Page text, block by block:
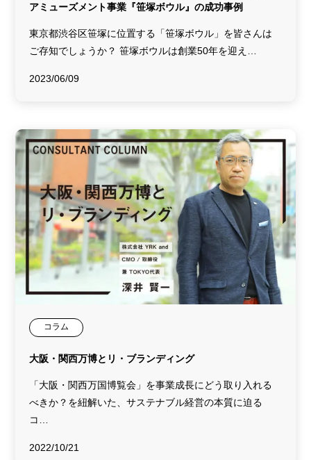
ユーザー生成コンテンツ マーケティング 人材育成
アミューズメント事業『笹塚ボウル』の成功事例
東京都渋谷区笹塚に位置する「笹塚ボウル」を皆さんは
ご存知でしょうか？ 笹塚ボウルは創業50年を迎え…
2023/06/09
コラム
大阪・関西万博とリ・ブランディング
「大阪・関西万国博覧会」を事業成長にどう取り入れる
べきか？を紐解いた、サステナブル経営の本質に迫る
コ…
2022/10/21